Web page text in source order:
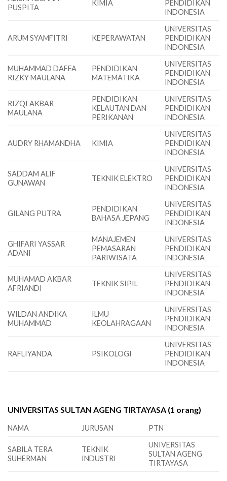
PUSPITA
KIMIA
PENDIDIKAN
INDONESIA
ARUM SYAMFITRI KEPERAWATAN
UNIVERSITAS
PENDIDIKAN
INDONESIA
MUHAMMAD DAFFA
RIZKY MAULANA
PENDIDIKAN
MATEMATIKA
UNIVERSITAS
PENDIDIKAN
INDONESIA
RIZQI AKBAR
MAULANA
PENDIDIKAN
KELAUTAN DAN
PERIKANAN
UNIVERSITAS
PENDIDIKAN
INDONESIA
AUDRY RHAMANDHA KIMIA
UNIVERSITAS
PENDIDIKAN
INDONESIA
SADDAM ALIF
GUNAWAN
TEKNIK ELEKTRO
UNIVERSITAS
PENDIDIKAN
INDONESIA
GILANG PUTRA
PENDIDIKAN
BAHASA JEPANG
UNIVERSITAS
PENDIDIKAN
INDONESIA
GHIFARI YASSAR
ADANI
MANAJEMEN
PEMASARAN
PARIWISATA
UNIVERSITAS
PENDIDIKAN
INDONESIA
MUHAMAD AKBAR
AFRIANDI
TEKNIK SIPIL
UNIVERSITAS
PENDIDIKAN
INDONESIA
WILDAN ANDIKA
MUHAMMAD
ILMU
KEOLAHRAGAAN
UNIVERSITAS
PENDIDIKAN
INDONESIA
RAFLIYANDA PSIKOLOGI
UNIVERSITAS
PENDIDIKAN
INDONESIA
UNIVERSITAS SULTAN AGENG TIRTAYASA (1 orang)
NAMA JURUSAN PTN
SABILA TERA
SUHERMAN
TEKNIK
INDUSTRI
UNIVERSITAS
SULTAN AGENG
TIRTAYASA